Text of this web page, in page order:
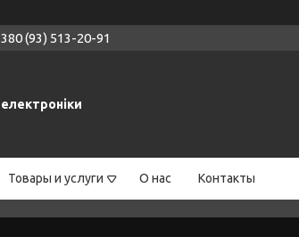
(93) 513-20-91
Товары и услуги О нас Контакты